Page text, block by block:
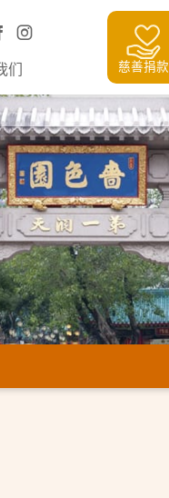
们 慈善捐款